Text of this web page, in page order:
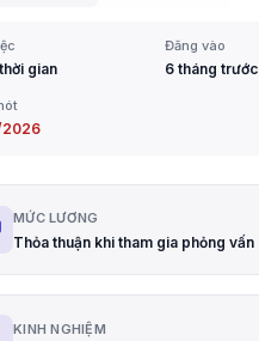
gian
Đăng vào
6 tháng trước
2026
MỨC LƯƠNG
Thỏa thuận khi tham gia phỏng vấn
KINH NGHIỆM